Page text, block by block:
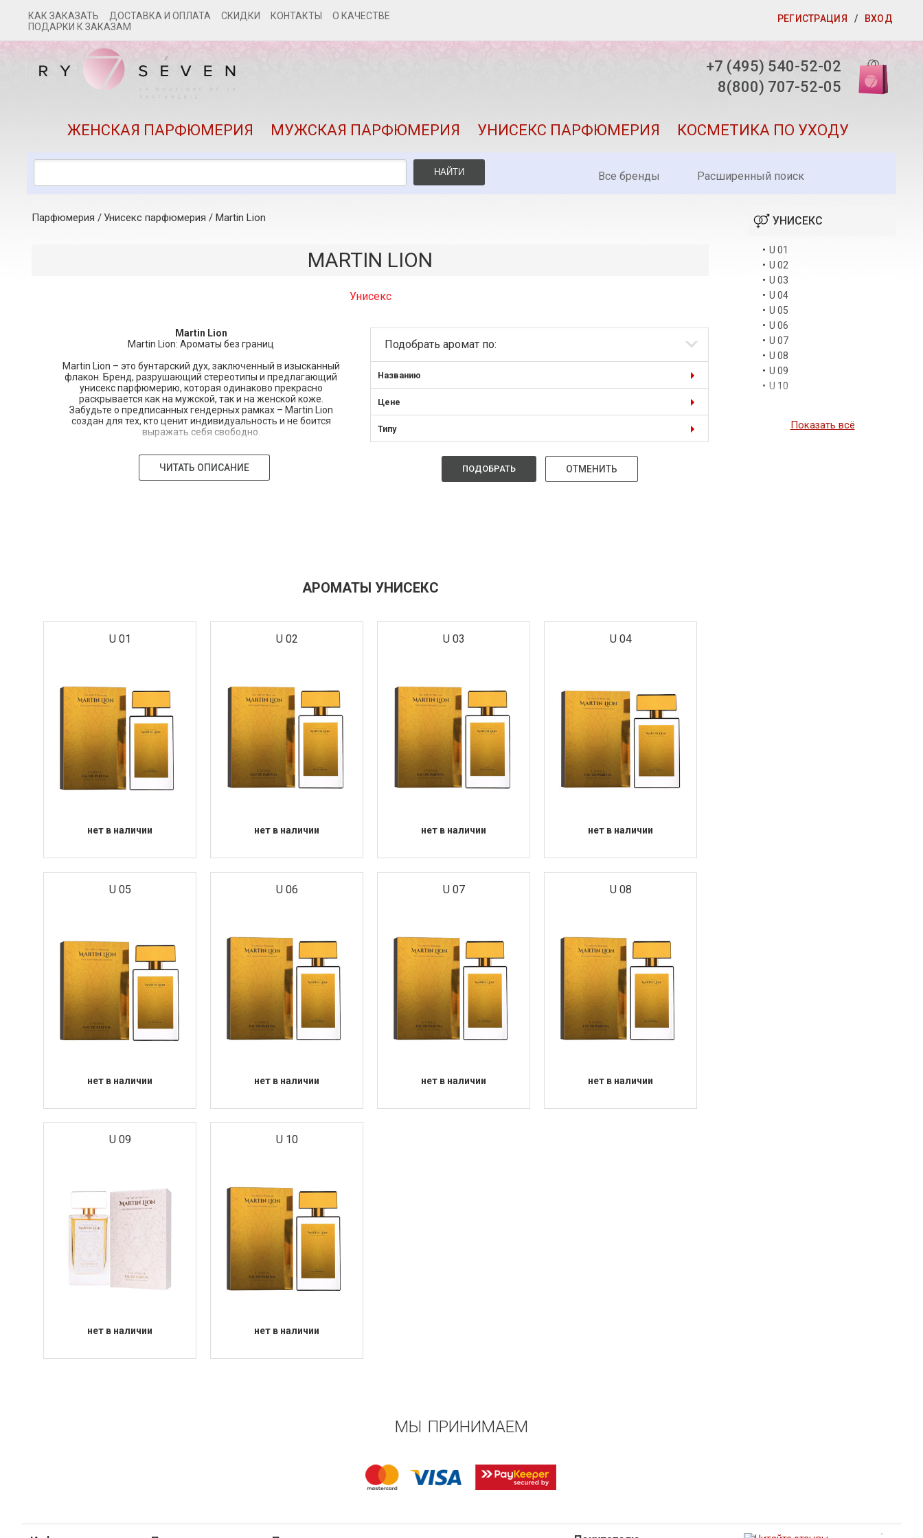
КАК ЗАКАЗАТЬ ДОСТАВКА И ОПЛАТА СКИДКИ КОНТАКТЫ
О КАЧЕСТВЕ
ПОДАРКИ К ЗАКАЗАМ
РЕГИСТРАЦИЯ / ВХОД
КОНТАКТЫ
О КАЧЕСТВЕ
ПОДАРКИ К ЗАКАЗАМ
+7 (495) 540-52-02
8(800) 707-52-05
ЖЕНСКАЯ ПАРФЮМЕРИЯ МУЖСКАЯ ПАРФЮМЕРИЯ УНИСЕКС ПАРФЮМЕРИЯ КОСМЕТИКА ПО УХОДУ
НАЙТИ Все бренды Расширенный поиск
Парфюмерия Унисекс парфюмерия / Martin Lion
MARTIN LION
Унисекс
Martin Lion
Martin Lion: Ароматы без границ
Martin Lion – это бунтарский дух, заключенный в изысканный
флакон. Бренд, разрушающий стереотипы и предлагающий
унисекс парфюмерию, которая одинаково прекрасно
раскрывается как на мужской, так и на женской коже.
Забудьте о предписанных гендерных рамках – Martin Lion
создан для тех, кто ценит индивидуальность и не боится
выражать себя свободно.
История бренда началась в 2015 году с идеи основателя,
молодого парфюмера Мартина Леона (имя вымышленное
для примера). Устав от традиционного разделения
каждой композиции чувствуется глубокая работа
предсказуемых аккордов. Martin Lion – это неожиданные
древесных нот и тонких цветочных акцентов, которые
любой вкус. От легких и воздушных цитрусовых композиций,
идеально подходящих для жаркого лета, до насыщенных и
глубоких древесно-восточных ароматов, которые окутают
вас теплом в холодные зимние вечера. В Martin Lion вы
найдете парфюмерию для мужчин и женщин, которая
подчеркнет вашу индивидуальность и станет вашим верным
спутником в любой ситуации.
Каждая коллекция – это отдельное путешествие, каждый
аромат – это уникальная история. Выбирая Martin Lion, вы
высочайшего класса, которая будет радовать вас своим
свой идеальный аромат. Откройте для себя унисекс
парфюмерию нового поколения! Парфюмерия для мужчин и
женщин, которая преодолевает границы и отражает вашу
ЧИТАТЬ ОПИСАНИЕ
Подобрать аромат по:
Названию
Цене
Типу
ПОДОБРАТЬ ОТМЕНИТЬ
АРОМАТЫ УНИСЕКС
U 01
нет в наличии
U 02
нет в наличии
U 03
нет в наличии
U 04
нет в наличии
U 05
нет в наличии
U 06
нет в наличии
U 07
нет в наличии
U 08
нет в наличии
U 09
нет в наличии
U 10
нет в наличии
УНИСЕКС
• U 01
• U 02
• U 03
• U 04
• U 05
• U 06
• U 07
• U 08
• U 09
• U 10
Показать всё
МЫ ПРИНИМАЕМ